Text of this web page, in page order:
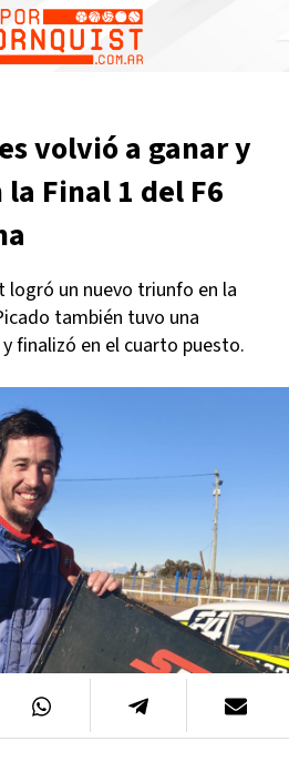
volvió a ganar y
Final 1 del F6
logró un nuevo triunfo en la
también tuvo una
finalizó en el cuarto puesto.